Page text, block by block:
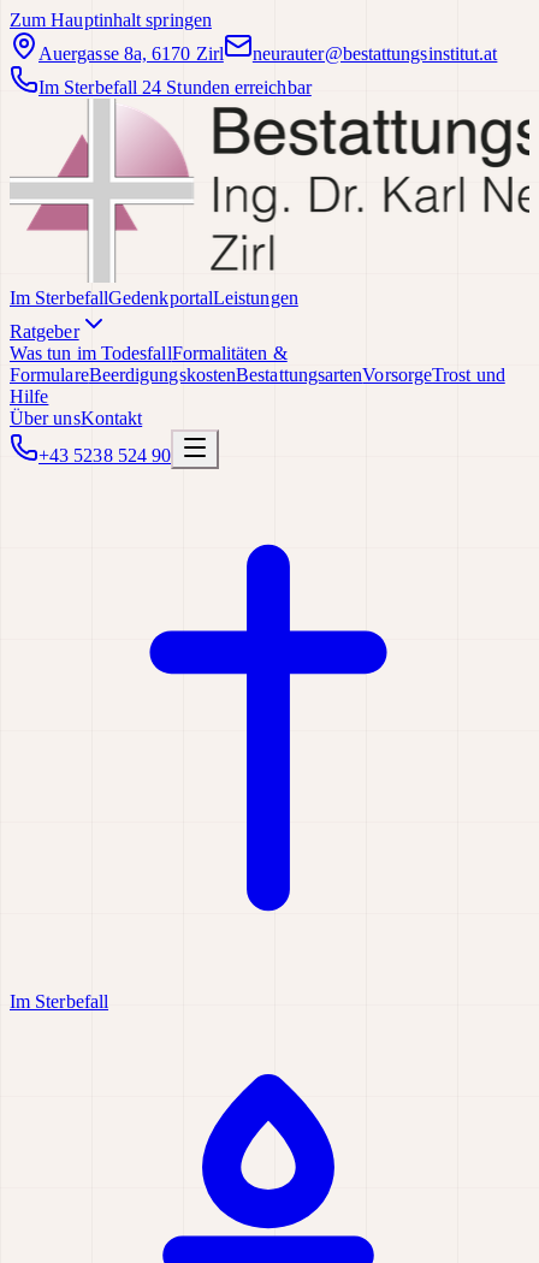
Zum Hauptinhalt springen
Auergasse 8a, 6170 Zirl
neurauter@bestattungsinstitut.at
Im Sterbefall 24 Stunden erreichbar
Im SterbefallGedenkportalLeistungen
Ratgeber
Was tun im TodesfallFormalitäten &
FormulareBeerdigungskostenBestattungsartenVorsorgeTrost und
Hilfe
Über unsKontakt
+43 5238 524 90
Im Sterbefall